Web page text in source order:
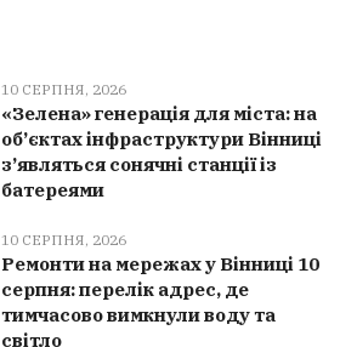
10 СЕРПНЯ, 2026
«Зелена» генерація для міста: на
об’єктах інфраструктури Вінниці
з’являться сонячні станції із
батереями
10 СЕРПНЯ, 2026
Ремонти на мережах у Вінниці 10
серпня: перелік адрес, де
тимчасово вимкнули воду та
світло